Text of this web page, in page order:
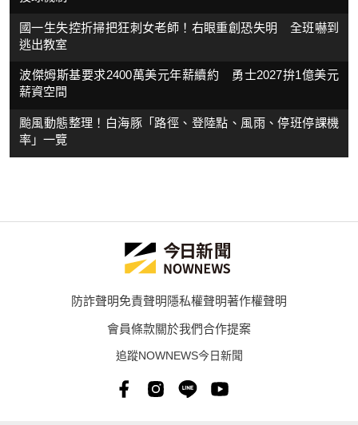
國一生失控折掃把狂刺女老師！右眼重創恐失明 全班嚇到
逃出教室
波傑姆斯基要求2400萬美元年薪續約 勇士2027拚1億美元
薪資空間
颱風動態整理！白海豚「路徑、登陸點、風雨、停班停課機
率」一覽
防詐聲明免責聲明隱私權聲明著作權聲明
會員條款關於我們合作提案
追蹤NOWNEWS今日新聞